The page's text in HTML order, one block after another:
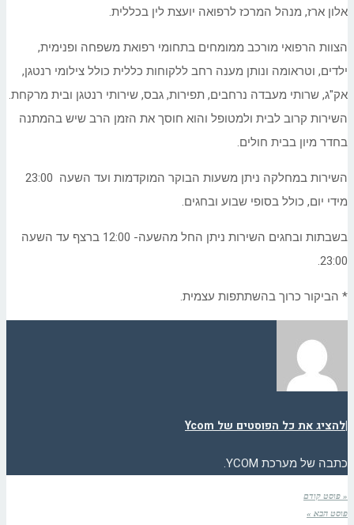
אלון ארז, מנהל המרכז לרפואה יועצת לין בכללית.
הצוות הרפואי מורכב ממומחים בתחומי רפואת משפחה ופנימית,
ילדים, וטראומה ונותן מענה רחב ללקוחות כללית כולל צילומי רנטגן,
אק"ג, שרותי מעבדה נרחבים, תפירות, גבס, שירותי רנטגן ובית מרקחת.
השירות קרוב לבית ולמטופל והוא חוסך את הזמן הרב שיש בהמתנה
בחדר מיון בבית חולים.
השירות במחלקה ניתן משעות הבוקר המוקדמות ועד השעה 23:00
מידי יום, כולל בסופי שבוע ובחגים.
בשבתות ובחגים השירות ניתן החל מהשעה- 12:00 ברצף עד השעה
23:00.
* הביקור כרוך בהשתתפות עצמית.
|להציג את כל הפוסטים של Ycom
כתבה של מערכת YCOM.
« פוסט קודם
פוסט הבא »